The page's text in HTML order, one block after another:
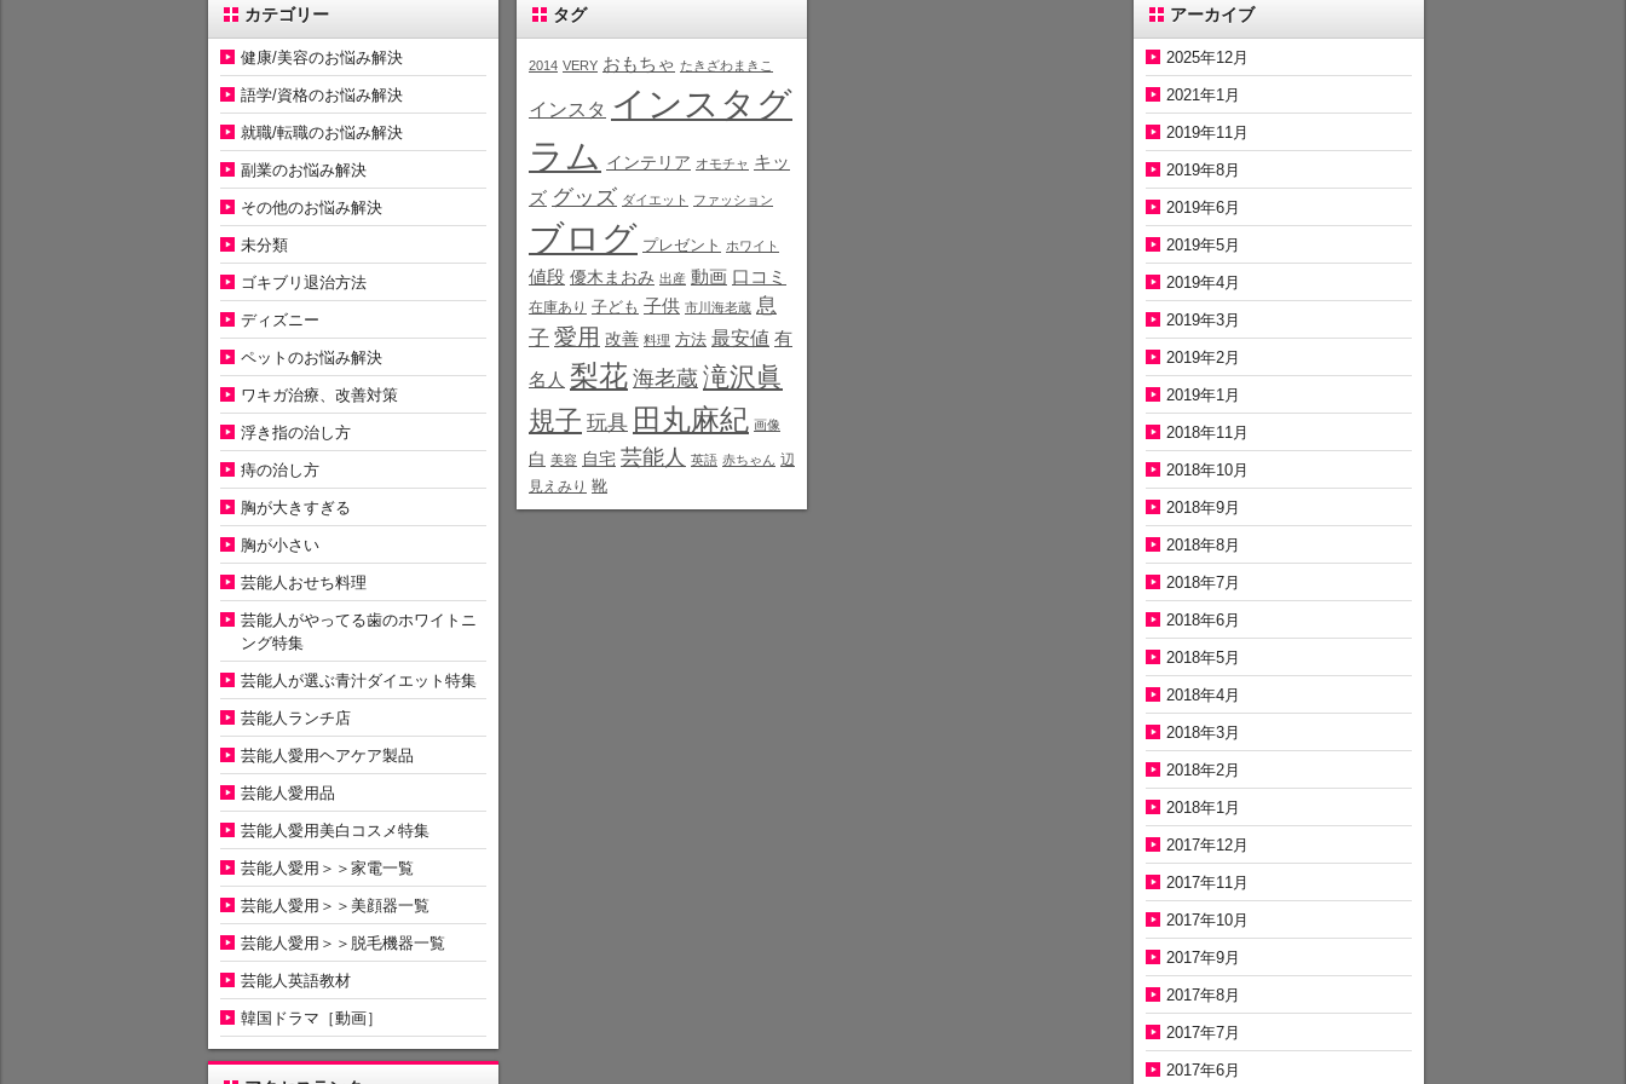
カテゴリー
健康/美容のお悩み解決
語学/資格のお悩み解決
就職/転職のお悩み解決
副業のお悩み解決
その他のお悩み解決
未分類
ゴキブリ退治方法
ディズニー
ペットのお悩み解決
ワキガ治療、改善対策
浮き指の治し方
痔の治し方
胸が大きすぎる
胸が小さい
芸能人おせち料理
芸能人がやってる歯のホワイトニ
ング特集
芸能人が選ぶ青汁ダイエット特集
芸能人ランチ店
芸能人愛用ヘアケア製品
芸能人愛用品
芸能人愛用美白コスメ特集
芸能人愛用＞＞家電一覧
芸能人愛用＞＞美顔器一覧
芸能人愛用＞＞脱毛機器一覧
芸能人英語教材
韓国ドラマ［動画］
タグ
2014 VERY おもちゃ たきざわまきこ
インスタ インスタグ
ラム インテリア オモチャ キッ
ズ グッズ ダイエット ファッション
ブログ プレゼント ホワイト
値段 優木まおみ 出産 動画 口コミ
在庫あり 子ども 子供 市川海老蔵 息
子 愛用 改善 料理 方法 最安値 有
名人 梨花 海老蔵 滝沢眞
規子 玩具 田丸麻紀 画像
白 美容 自宅 芸能人 英語 赤ちゃん 辺
見えみり 靴
アーカイブ
2025年12月
2021年1月
2019年11月
2019年8月
2019年6月
2019年5月
2019年4月
2019年3月
2019年2月
2019年1月
2018年11月
2018年10月
2018年9月
2018年8月
2018年7月
2018年6月
2018年5月
2018年4月
2018年3月
2018年2月
2018年1月
2017年12月
2017年11月
2017年10月
2017年9月
2017年8月
2017年7月
2017年6月